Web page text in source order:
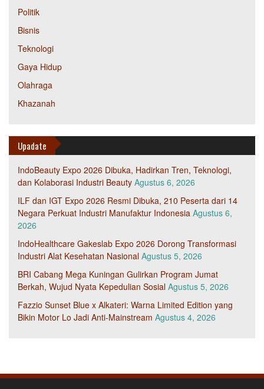
Politik
Bisnis
Teknologi
Gaya Hidup
Olahraga
Khazanah
Upadate
IndoBeauty Expo 2026 Dibuka, Hadirkan Tren, Teknologi,
dan Kolaborasi Industri Beauty Agustus 6, 2026
ILF dan IGT Expo 2026 Resmi Dibuka, 210 Peserta dari 14
Negara Perkuat Industri Manufaktur Indonesia Agustus 6,
2026
IndoHealthcare Gakeslab Expo 2026 Dorong Transformasi
Industri Alat Kesehatan Nasional Agustus 5, 2026
BRI Cabang Mega Kuningan Gulirkan Program Jumat
Berkah, Wujud Nyata Kepedulian Sosial Agustus 5, 2026
Fazzio Sunset Blue x Alkateri: Warna Limited Edition yang
Bikin Motor Lo Jadi Anti-Mainstream Agustus 4, 2026